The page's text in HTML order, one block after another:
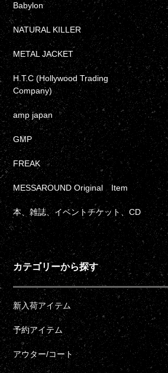
Babylon
NATURAL KILLER
METAL JACKET
H.T.C (Hollywood Trading
Company)
amp japan
GMP
FREAK
MESSAROUND Original Item
本、雑誌、イベントチケット、CD
カテゴリーから探す
新入荷アイテム
予約アイテム
アウター/コート